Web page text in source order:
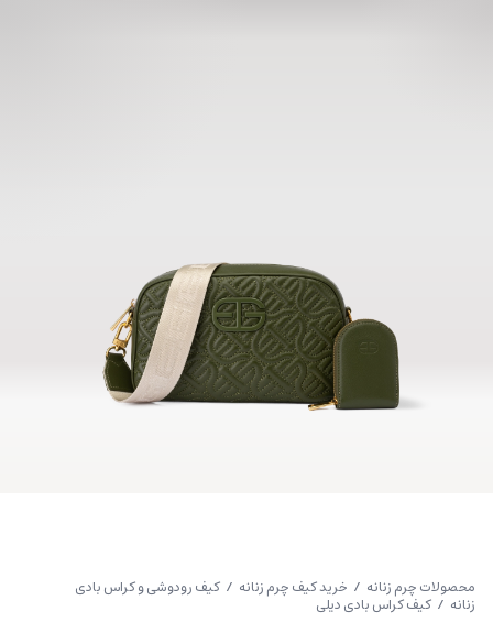
محصولات چرم زنانه / خرید کیف چرم زنانه / کیف رودوشی و کراس بادی
زنانه / کیف کراس بادی دیلی